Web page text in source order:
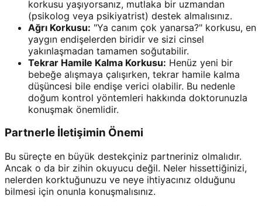
korkusu yaşıyorsanız, mutlaka bir uzmandan
(psikolog veya psikiyatrist) destek almalısınız.
Ağrı Korkusu: "Ya canım çok yanarsa?" korkusu, en
yaygın endişelerden biridir ve sizi cinsel
yakınlaşmadan tamamen soğutabilir.
Tekrar Hamile Kalma Korkusu: Henüz yeni bir
bebeğe alışmaya çalışırken, tekrar hamile kalma
düşüncesi bile endişe verici olabilir. Bu nedenle
doğum kontrol yöntemleri hakkında doktorunuzla
konuşmak önemlidir.
Partnerle İletişimin Önemi
Bu süreçte en büyük destekçiniz partneriniz olmalıdır.
Ancak o da bir zihin okuyucu değil. Neler hissettiğinizi,
nelerden korktuğunuzu ve neye ihtiyacınız olduğunu
bilmesi için onunla konuşmalısınız.